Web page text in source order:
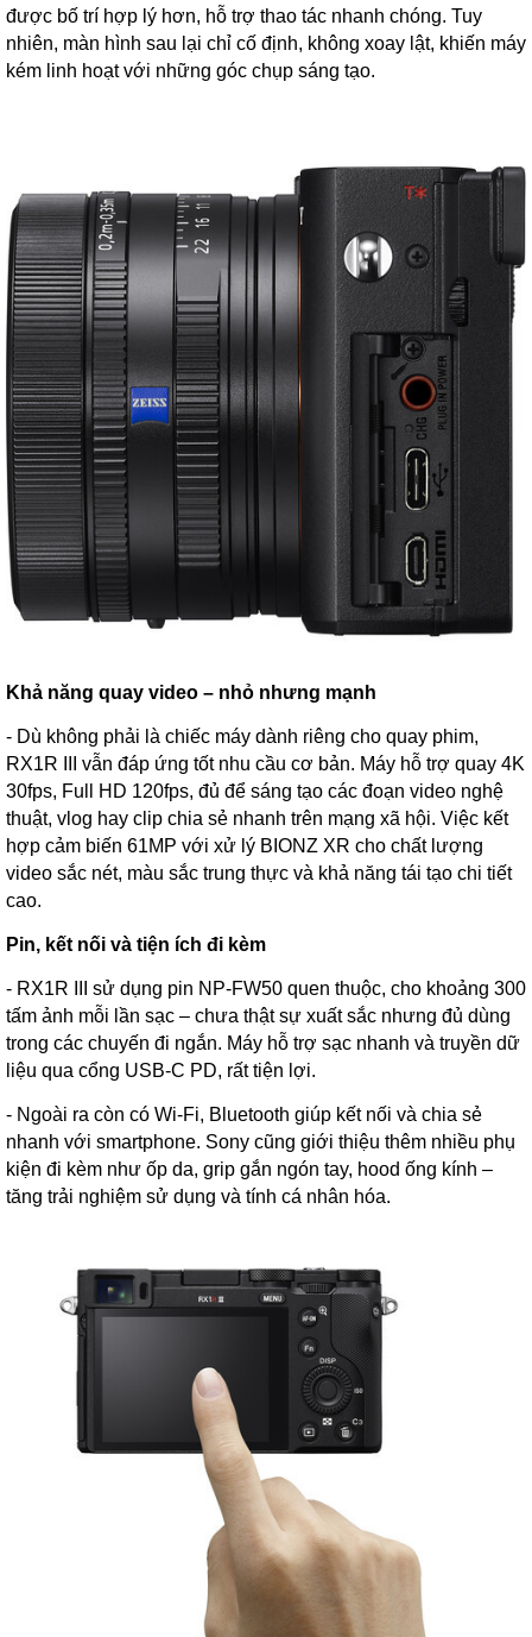
được bố trí hợp lý hơn, hỗ trợ thao tác nhanh chóng. Tuy
nhiên, màn hình sau lại chỉ cố định, không xoay lật, khiến máy
kém linh hoạt với những góc chụp sáng tạo.
Khả năng quay video – nhỏ nhưng mạnh
- Dù không phải là chiếc máy dành riêng cho quay phim,
RX1R III vẫn đáp ứng tốt nhu cầu cơ bản. Máy hỗ trợ quay 4K
30fps, Full HD 120fps, đủ để sáng tạo các đoạn video nghệ
thuật, vlog hay clip chia sẻ nhanh trên mạng xã hội. Việc kết
hợp cảm biến 61MP với xử lý BIONZ XR cho chất lượng
video sắc nét, màu sắc trung thực và khả năng tái tạo chi tiết
cao.
Pin, kết nối và tiện ích đi kèm
- RX1R III sử dụng pin NP-FW50 quen thuộc, cho khoảng 300
tấm ảnh mỗi lần sạc – chưa thật sự xuất sắc nhưng đủ dùng
trong các chuyến đi ngắn. Máy hỗ trợ sạc nhanh và truyền dữ
liệu qua cổng USB-C PD, rất tiện lợi.
- Ngoài ra còn có Wi-Fi, Bluetooth giúp kết nối và chia sẻ
nhanh với smartphone. Sony cũng giới thiệu thêm nhiều phụ
kiện đi kèm như ốp da, grip gắn ngón tay, hood ống kính –
tăng trải nghiệm sử dụng và tính cá nhân hóa.